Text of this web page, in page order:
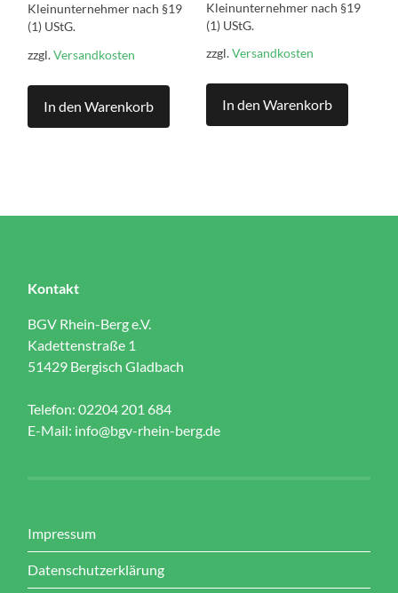
Kleinunternehmer nach §19
(1) UStG.
zzgl.Versandkosten
In den Warenkorb
Kleinunternehmer nach §19
(1) UStG.
zzgl.Versandkosten
In den Warenkorb
Kontakt
BGV Rhein-Berg e.V.
Kadettenstraße 1
51429 Bergisch Gladbach
Telefon: 02204 201 684
E-Mail: info@bgv-rhein-berg.de
Impressum
Datenschutzerklärung